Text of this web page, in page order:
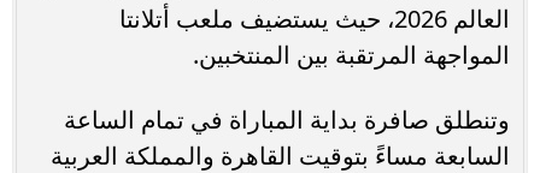
العالم 2026، حيث يستضيف ملعب أتلانتا
المواجهة المرتقبة بين المنتخبين.
وتنطلق صافرة بداية المباراة في تمام الساعة
السابعة مساءً بتوقيت القاهرة والمملكة العربية